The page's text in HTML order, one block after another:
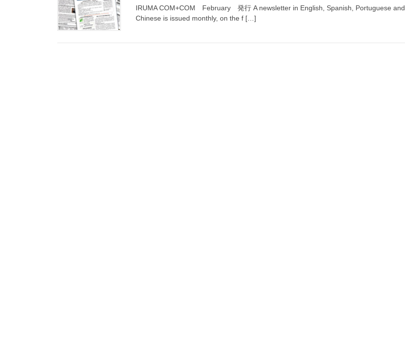
IRUMA COM+COM February 発行 A newsletter in English, Spanish, Portuguese and
Chinese is issued monthly, on the f […]